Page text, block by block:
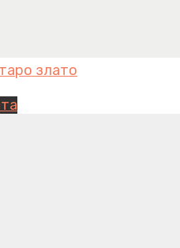
златo